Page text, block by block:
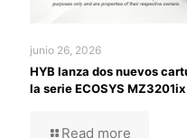
junio 26, 2026
HYB lanza dos nuevos
la serie ECOSYS MZ3201ix
Read more